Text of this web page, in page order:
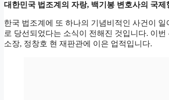
대한민국 법조계의 자랑, 백기봉 변호사의 국
한국 법조계에 또 하나의 기념비적인 사건이
로 당선되었다는 소식이 전해진 것입니다. 이
소장, 정창호 현 재판관에 이은 업적입니다.